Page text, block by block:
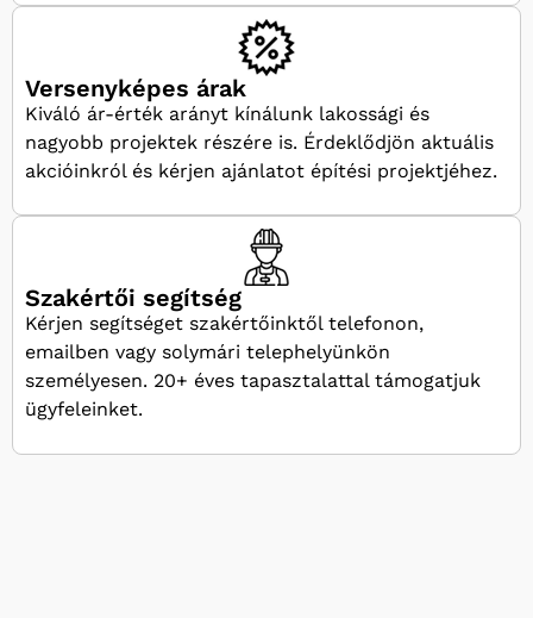
Versenyképes árak
Kiváló ár-érték arányt kínálunk lakossági és
nagyobb projektek részére is. Érdeklődjön aktuális
akcióinkról és kérjen ajánlatot építési projektjéhez.
Szakértői segítség
Kérjen segítséget szakértőinktől telefonon,
emailben vagy solymári telephelyünkön
személyesen. 20+ éves tapasztalattal támogatjuk
ügyfeleinket.